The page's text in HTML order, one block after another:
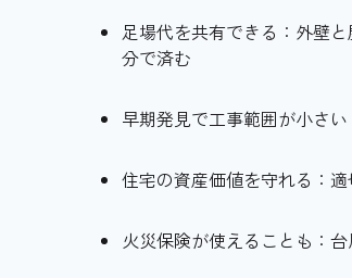
足場代を共有できる：外壁
分で済む
早期発見で工事範囲が小さ
住宅の資産価値を守れる：
火災保険が使えることも：